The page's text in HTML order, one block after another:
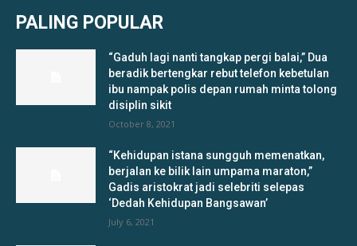
PALING POPULAR
“Gaduh lagi nanti tangkap pergi balai,” Dua
beradik bertengkar rebut telefon kebetulan
ibu nampak polis depan rumah minta tolong
disiplin sikit
October 8, 2021
“Kehidupan istana sungguh memenatkan,
berjalan ke bilik lain umpama maraton,”
Gadis aristokrat jadi selebriti selepas
‘Dedah Kehidupan Bangsawan’
July 6, 2021